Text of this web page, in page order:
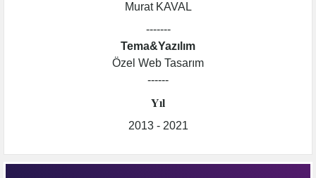
Murat KAVAL
-------
Tema&Yazılım
Özel Web Tasarım
------
Yıl
2013 - 2021